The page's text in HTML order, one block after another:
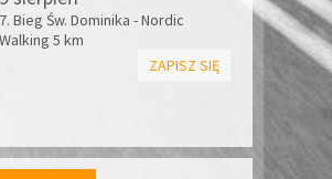
7. Bieg Św. Dominika - Nordic
Walking 5 km
ZAPISZ SIĘ